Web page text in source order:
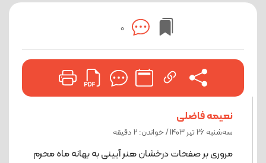
0
نعیمه فاضلی
ﺳﻪشنبه 26 تیر 1403 / خواندن: 2 دقیقه
مروری بر صفحات درخشان هنر آیینی به بهانه ماه محرم